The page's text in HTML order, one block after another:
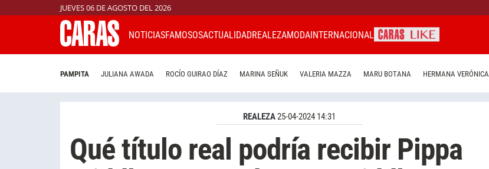
JUEVES 06 DE AGOSTO DEL 2026
NOTICIASFAMOSOSACTUALIDADREALEZAMODAINTERNACIONAL
PAMPITA JULIANA AWADA ROCÍO GUIRAO DÍAZ MARINA SEÑUK VALERIA MAZZA MARU BOTANA HERMANA VERÓNICA
REALEZA25-04-2024 14:31
Qué título real podría recibir Pippa